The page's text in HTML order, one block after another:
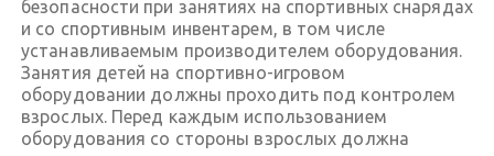
безопасности при занятиях на спортивных снарядах
и со спортивным инвентарем, в том числе
устанавливаемым производителем оборудования.
Занятия детей на спортивно-игровом
оборудовании должны проходить под контролем
взрослых. Перед каждым использованием
оборудования со стороны взрослых должна